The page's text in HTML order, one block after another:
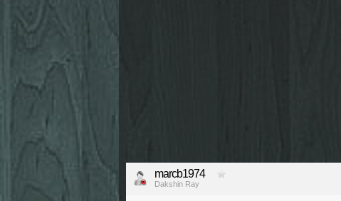
marcb1974
Dakshin Ray